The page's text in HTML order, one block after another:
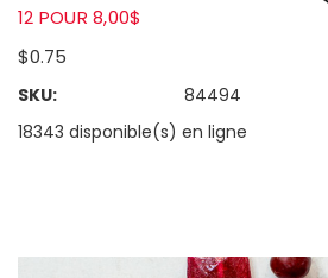
12 POUR 8,00$
$0.75
SKU:
84494
18343 disponible(s) en ligne